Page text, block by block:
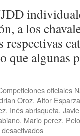
a los
respectivas
que
oficiales
Oroz, Aitor Esparza
, Inés abrisqueta,
, Mario perez,
en